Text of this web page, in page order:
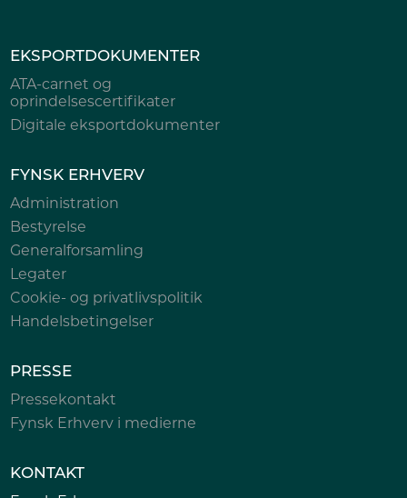
EKSPORTDOKUMENTER
ATA-carnet og
oprindelsescertifikater
Digitale eksportdokumenter
FYNSK ERHVERV
Administration
Bestyrelse
Generalforsamling
Legater
Cookie- og privatlivspolitik
Handelsbetingelser
PRESSE
Pressekontakt
Fynsk Erhverv i medierne
KONTAKT